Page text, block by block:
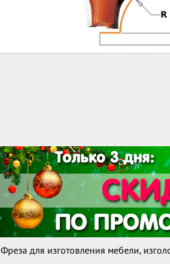
Фреза для изготовления мебели,